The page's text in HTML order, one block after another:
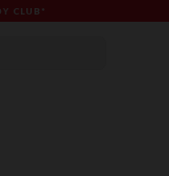
CLUB*